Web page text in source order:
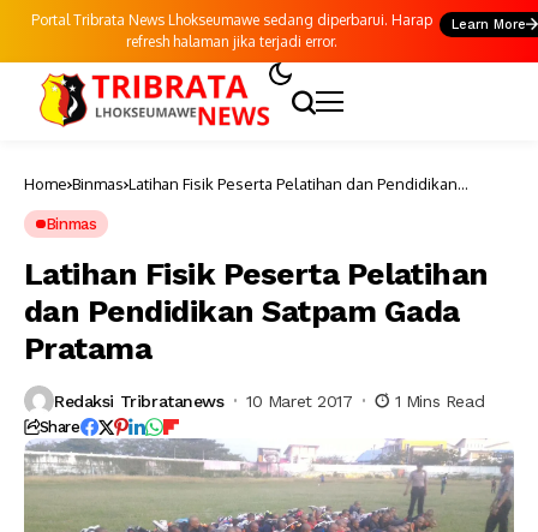
Portal Tribrata News Lhokseumawe sedang diperbarui. Harap
refresh halaman jika terjadi error.
Learn More
Home Binmas Latihan Fisik Peserta Pelatihan dan Pendidikan
Binmas
Latihan Fisik Peserta Pelatihan
dan Pendidikan Satpam Gada
Pratama
Redaksi Tribratanews 10 Maret 2017 1 Mins Read
Share